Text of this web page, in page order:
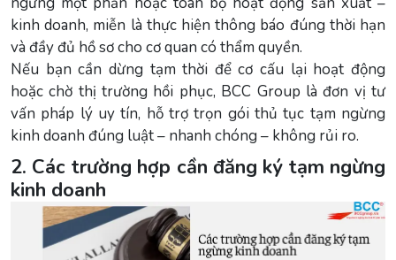
kinh doanh, miễn là thực hiện thông báo đúng thời hạn
và đầy đủ hồ sơ cho cơ quan có thẩm quyền.
Nếu bạn cần dừng tạm thời để cơ cấu lại hoạt động
hoặc chờ thị trường hồi phục, BCC Group là đơn vị tư
vấn pháp lý uy tín, hỗ trợ trọn gói thủ tục tạm ngừng
kinh doanh đúng luật – nhanh chóng – không rủi ro.
2. Các trường hợp cần đăng ký tạm ngừng
kinh doanh